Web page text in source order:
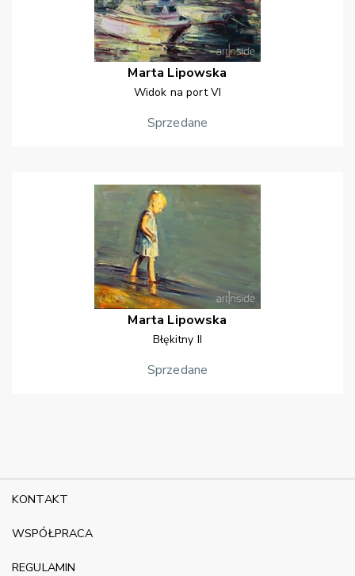
Marta Lipowska
Widok na port VI
Sprzedane
Marta Lipowska
Błękitny II
Sprzedane
KONTAKT
WSPÓŁPRACA
REGULAMIN